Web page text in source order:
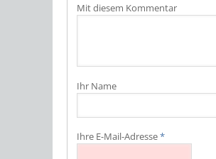
Mit diesem Kommentar
Ihr Name
Ihre E-Mail-Adresse*